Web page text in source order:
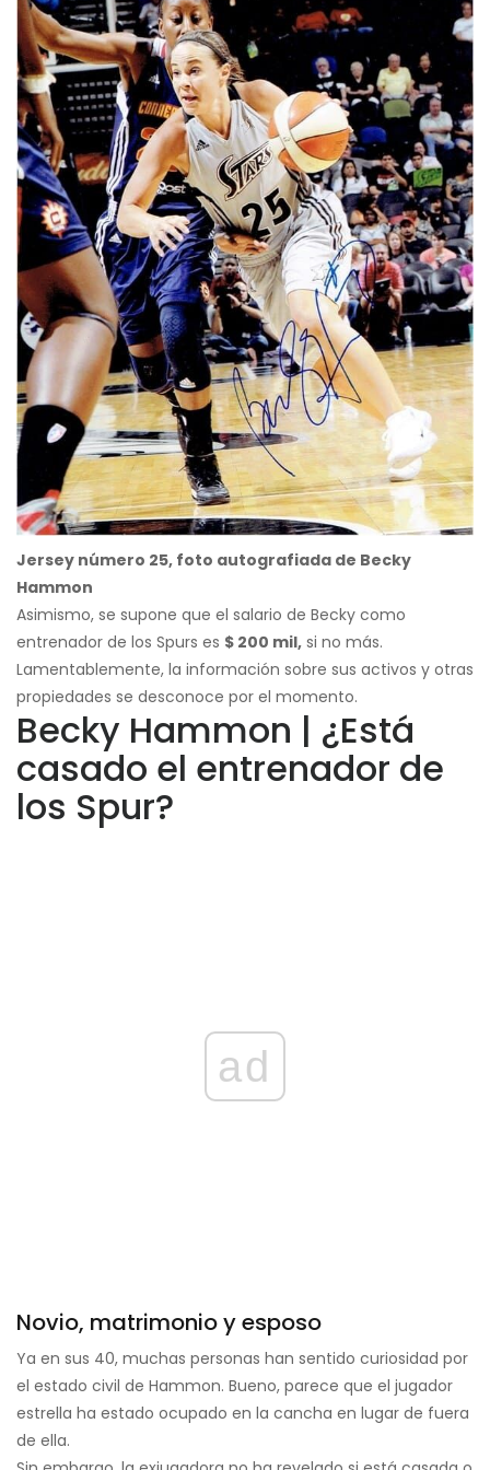
Jersey número 25, foto autografiada de Becky
Hammon
Asimismo, se supone que el salario de Becky como
entrenador de los Spurs es $ 200 mil, si no más.
Lamentablemente, la información sobre sus activos y otras
propiedades se desconoce por el momento.
Becky Hammon | ¿Está
casado el entrenador de
los Spur?
ad
Novio, matrimonio y esposo
Ya en sus 40, muchas personas han sentido curiosidad por
el estado civil de Hammon. Bueno, parece que el jugador
estrella ha estado ocupado en la cancha en lugar de fuera
de ella.